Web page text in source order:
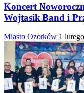
Koncert
Wojtasik Band i
Miasto Ozorków 1